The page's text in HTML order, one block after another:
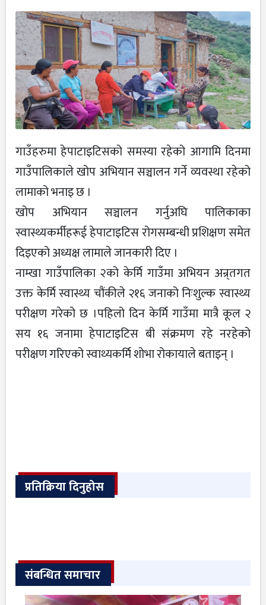
गाउँहरुमा हेपाटाइटिसको समस्या रहेको आगामि दिनमा
गाउँपालिकाले खोप अभियान सञ्चालन गर्ने व्यवस्था रहेको
लामाको भनाइ छ ।
खोप अभियान सञ्चालन गर्नुअघि पालिकाका
स्वास्थ्यकर्मीहरूई हेपाटाइटिस रोगसम्बन्धी प्रशिक्षण समेत
दिइएको अध्यक्ष लामाले जानकारी दिए ।
नाम्खा गाउँपालिका २को केर्मि गाउँमा अभियन अन्र्तगत
उक्त केर्मि स्वास्थ्य चौंकीले २१६ जनाको निःशुल्क स्वास्थ्य
परीक्षण गरेको छ ।पहिलो दिन केर्मि गाउँमा मात्रै कूल २
सय १६ जनामा हेपाटाइटिस बी संक्रमण रहे नरहेको
परीक्षण गरिएको स्वाथ्यकर्मि शोभा रोकायाले बताइन् ।
प्रतिक्रिया दिनुहोस
संबन्धित समाचार